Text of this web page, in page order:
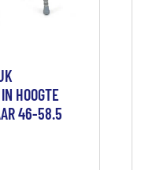
HOOGTE
46-58.5